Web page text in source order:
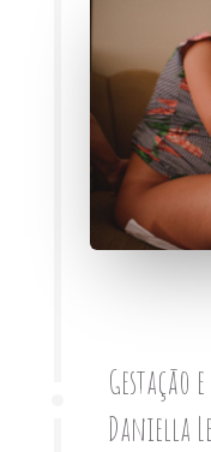
Gestação
Daniella